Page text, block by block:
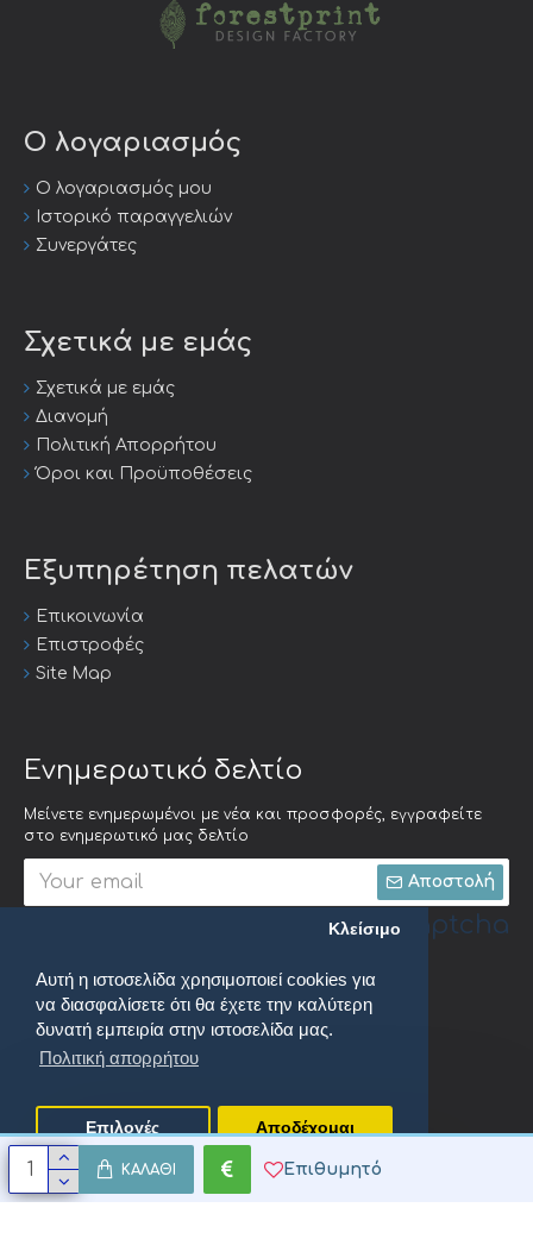
Αυτή η ιστοσελίδα χρησιμοποιεί cookies για
να διασφαλίσετε ότι θα έχετε την καλύτερη
δυνατή εμπειρία στην ιστοσελίδα μας.
Πολιτική απορρήτου
Κλείσιμο
Επιλογές Αποδέχομαι
ΚΑΛΆΘΙ Επιθυμητό
Ο λογαριασμός
Ο λογαριασμός μου
Ιστορικό παραγγελιών
Συνεργάτες
Σχετικά με εμάς
Σχετικά με εμάς
Διανομή
Πολιτική Απορρήτου
Όροι και Προϋποθέσεις
Εξυπηρέτηση πελατών
Επικοινωνία
Επιστροφές
Site Map
Ενημερωτικό δελτίο
Μείνετε ενημερωμένοι με νέα και προσφορές, εγγραφείτε
στο ενημερωτικό μας δελτίο
Αποστολή
Captcha
Συμπληρώστε την
ακόλουθη
επαλήθευση
captcha
Πολιτική απορρήτου
Productions. All Rights Reserved.